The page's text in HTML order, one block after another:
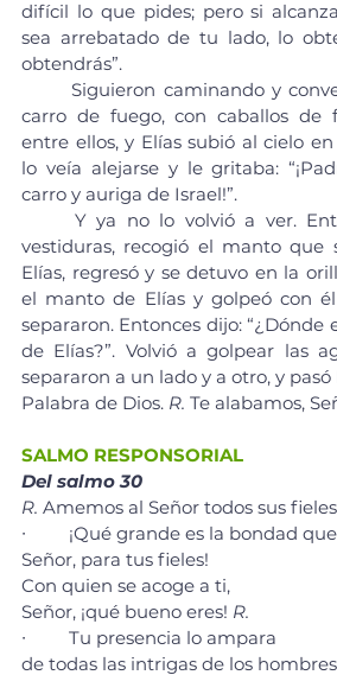
difícil lo que pides; pero si
sea arrebatado de tu lado, lo
obtendrás”.
	Siguieron caminando y conversando, cuando un
carro de fuego, con caballos de
entre ellos, y Elías subió al cielo
lo veía alejarse y le gritaba:
carro y auriga de Israel!”.
vestiduras, recogió el manto que
Elías, regresó y se detuvo en la
el manto de Elías y golpeó con
separaron. Entonces dijo: “¿Dónde
de Elías?”. Volvió a golpear las
separaron a un lado y a otro, y pasó
Palabra de Dios. R. Te alabamos,
SALMO RESPONSORIAL
Del salmo 30
R. Amemos al Señor todos sus
∙	¡Qué grande es la bondad
Señor, para tus fieles!
Con quien se acoge a ti,
Señor, ¡qué bueno eres! R.
∙	Tu presencia lo ampara
de todas las intrigas de los